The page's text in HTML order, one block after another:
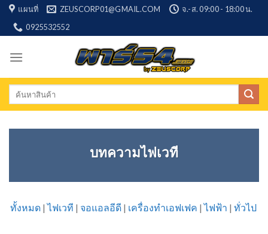
Skip
content
แผนที่ ZEUSCORP01@GMAIL.COM
จ.-ส. 09:00 - 18:00 น.
0925532552
Search
บทความไฟเวที
ทั้งหมด|ไฟเวที | จอแอลอีดี| เครื่องทำเอฟเฟค |ไฟฟ้า | ทั่วไป